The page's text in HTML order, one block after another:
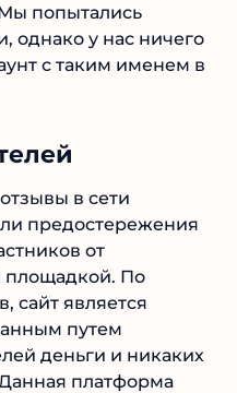
Мы попытались
однако у нас ничего
с таким именем в
в сети
предостережения
от
площадкой. По
сайт является
путем
деньги и никаких
платформа